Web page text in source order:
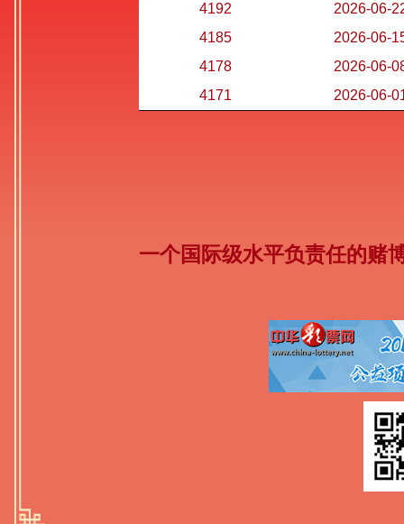
4192
2026-06-
4185
2026-06-
4178
2026-06-
4171
2026-06-
一个国际级水平负责任的赌